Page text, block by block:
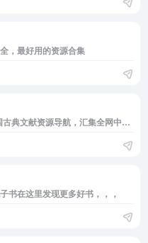
，最好用的资源合集
古书网导航官网，古书网导航-中国古典文献资源导航，汇集全网中国古典文献与数字人文资源。
书在这里发现更多好书，，，